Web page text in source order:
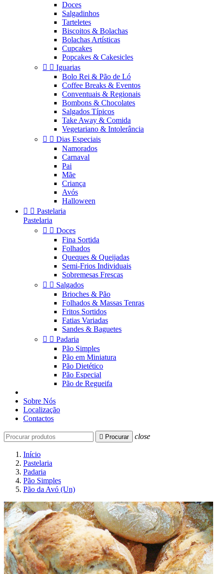
Doces
Salgadinhos
Tarteletes
Biscoitos & Bolachas
Bolachas Artísticas
Cupcakes
Popcakes & Cakesicles
  Iguarias
Bolo Rei & Pão de Ló
Coffee Breaks & Eventos
Conventuais & Regionais
Bombons & Chocolates
Salgados Típicos
Take Away & Comida
Vegetariano & Intolerância
  Dias Especiais
Namorados
Carnaval
Pai
Mãe
Criança
Avós
Halloween
  Pastelaria
Pastelaria
  Doces
Fina Sortida
Folhados
Queques & Queijadas
Semi-Frios Individuais
Sobremesas Frescas
  Salgados
Brioches & Pão
Folhados & Massas Tenras
Fritos Sortidos
Fatias Variadas
Sandes & Baguetes
  Padaria
Pão Simples
Pão em Miniatura
Pão Dietético
Pão Especial
Pão de Regueifa
Sobre Nós
Localização
Contactos
 Procurar close
Início
Pastelaria
Padaria
Pão Simples
Pão da Avó (Un)